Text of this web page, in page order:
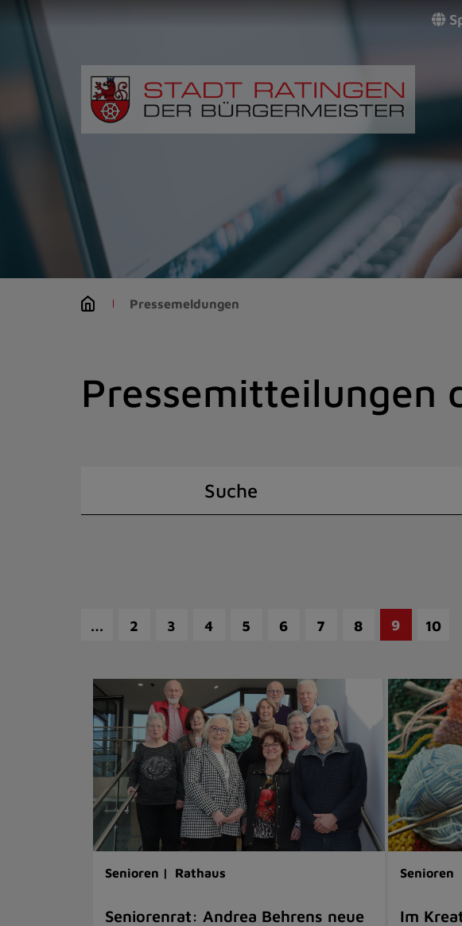
(Schnelltaste
Zum
Seitenanfang
springen
(Schnelltaste
Navigation/Menü
(Schnelltaste
Zur
Pressemeldungen
Pressemitteilungen
Suche
… 2 3 4 5 6 7 8 9 10
Senioren | Rathaus
Seniorenrat: Andrea Behrens neue
Senioren
Im